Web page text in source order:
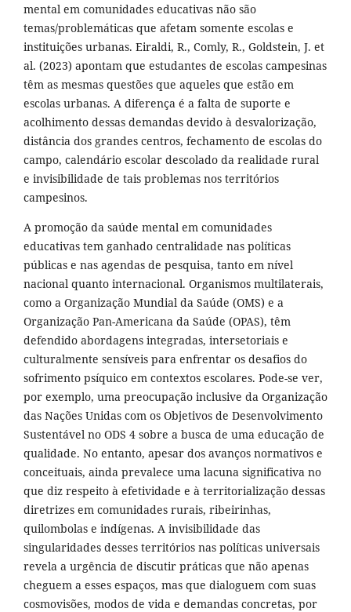
mental em comunidades educativas não são
temas/problemáticas que afetam somente escolas e
instituições urbanas. Eiraldi, R., Comly, R., Goldstein, J. et
al. (2023) apontam que estudantes de escolas campesinas
têm as mesmas questões que aqueles que estão em
escolas urbanas. A diferença é a falta de suporte e
acolhimento dessas demandas devido à desvalorização,
distância dos grandes centros, fechamento de escolas do
campo, calendário escolar descolado da realidade rural
e invisibilidade de tais problemas nos territórios
campesinos.
A promoção da saúde mental em comunidades
educativas tem ganhado centralidade nas políticas
públicas e nas agendas de pesquisa, tanto em nível
nacional quanto internacional. Organismos multilaterais,
como a Organização Mundial da Saúde (OMS) e a
Organização Pan-Americana da Saúde (OPAS), têm
defendido abordagens integradas, intersetoriais e
culturalmente sensíveis para enfrentar os desafios do
sofrimento psíquico em contextos escolares. Pode-se ver,
por exemplo, uma preocupação inclusive da Organização
das Nações Unidas com os Objetivos de Desenvolvimento
Sustentável no ODS 4 sobre a busca de uma educação de
qualidade. No entanto, apesar dos avanços normativos e
conceituais, ainda prevalece uma lacuna significativa no
que diz respeito à efetividade e à territorialização dessas
diretrizes em comunidades rurais, ribeirinhas,
quilombolas e indígenas. A invisibilidade das
singularidades desses territórios nas políticas universais
revela a urgência de discutir práticas que não apenas
cheguem a esses espaços, mas que dialoguem com suas
cosmovisões, modos de vida e demandas concretas, por